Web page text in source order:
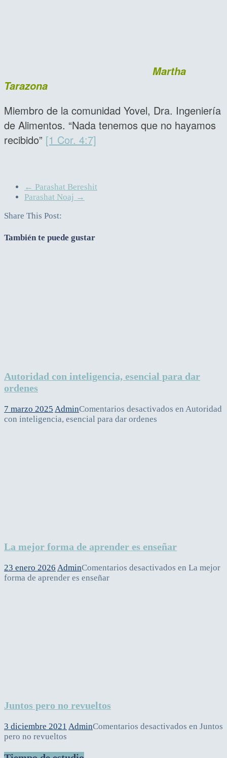
Martha
Tarazona
Miembro de la comunidad Yovel, Dra. Ingeniería
de Alimentos. “Nada tenemos que no hayamos
recibido” [1 Cor. 4:7]
← Parashat Bereshit
Parashat Noaj →
Share This Post:
También te puede gustar
Autoridad con inteligencia, esencial para dar
ordenes
7 marzo 2025 AdminComentarios desactivados en Autoridad
con inteligencia, esencial para dar ordenes
La mejor forma de aprender es enseñar
23 enero 2026 AdminComentarios desactivados en La mejor
forma de aprender es enseñar
Juntos pero no revueltos
3 diciembre 2021 AdminComentarios desactivados en Juntos
pero no revueltos